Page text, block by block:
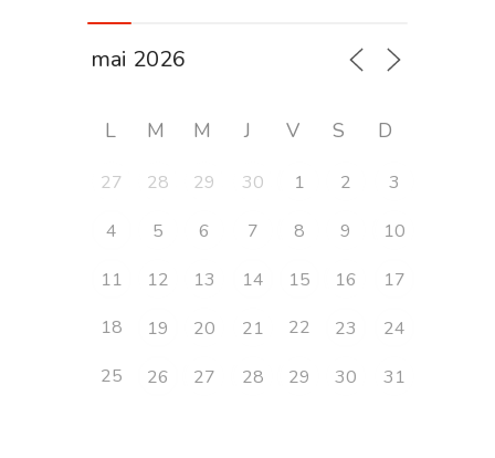
L M M J V S D
27 28 29 30 1 2
3
4
5 6 7 8 9
10
11
12 13 14 15 16
17
18
19 20 21 22 23
24
25
26 27 28 29 30 31